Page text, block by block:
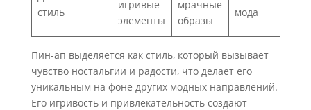
стиль
игривые
элементы
мрачные
образы
мода
Пин-ап выделяется как стиль, который вызывает
чувство ностальгии и радости, что делает его
уникальным на фоне других модных направлений.
Его игривость и привлекательность создают